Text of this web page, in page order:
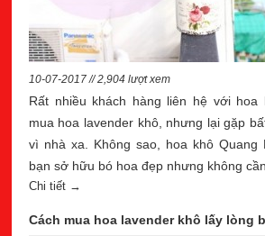
10-07-2017 // 2,904 lượt xem
Rất nhiều khách hàng liên hệ với hoa
mua hoa lavender khô, nhưng lại gặp
vì nhà xa. Không sao, hoa khô Quang
bạn sở hữu bó hoa đẹp nhưng không
Chi tiết →
Cách mua hoa lavender khô lấy lòng